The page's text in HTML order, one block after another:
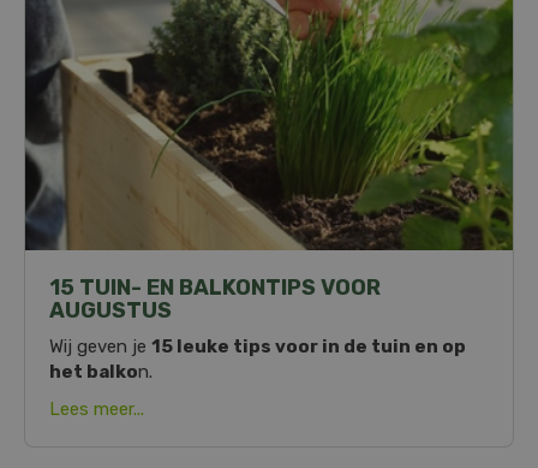
15 TUIN- EN BALKONTIPS VOOR
AUGUSTUS
Wij geven je 15 leuke tips voor in de tuin en op
het balkon.
Lees meer...